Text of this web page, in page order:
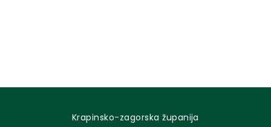
Krapinsko-zagorska županija